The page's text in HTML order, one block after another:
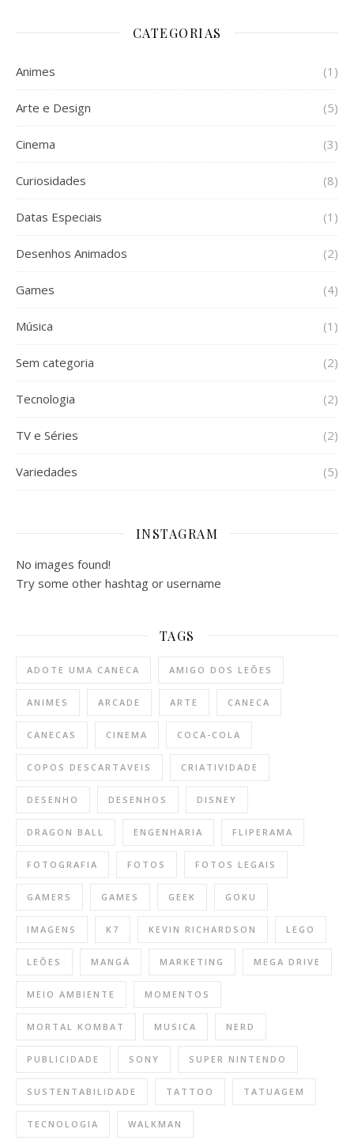
CATEGORIAS
Animes (1)
Arte e Design (5)
Cinema (3)
Curiosidades (8)
Datas Especiais (1)
Desenhos Animados (2)
Games (4)
Música (1)
Sem categoria (2)
Tecnologia (2)
TV e Séries (2)
Variedades (5)
INSTAGRAM
No images found!
Try some other hashtag or username
TAGS
ADOTE UMA CANECA AMIGO DOS LEÕES
ANIMES ARCADE ARTE CANECA
CANECAS CINEMA COCA-COLA
COPOS DESCARTAVEIS CRIATIVIDADE
DESENHO DESENHOS DISNEY
DRAGON BALL ENGENHARIA FLIPERAMA
FOTOGRAFIA FOTOS FOTOS LEGAIS
GAMERS GAMES GEEK GOKU
IMAGENS K7 KEVIN RICHARDSON LEGO
LEÕES MANGÁ MARKETING MEGA DRIVE
MEIO AMBIENTE MOMENTOS
MORTAL KOMBAT MUSICA NERD
PUBLICIDADE SONY SUPER NINTENDO
SUSTENTABILIDADE TATTOO TATUAGEM
TECNOLOGIA WALKMAN